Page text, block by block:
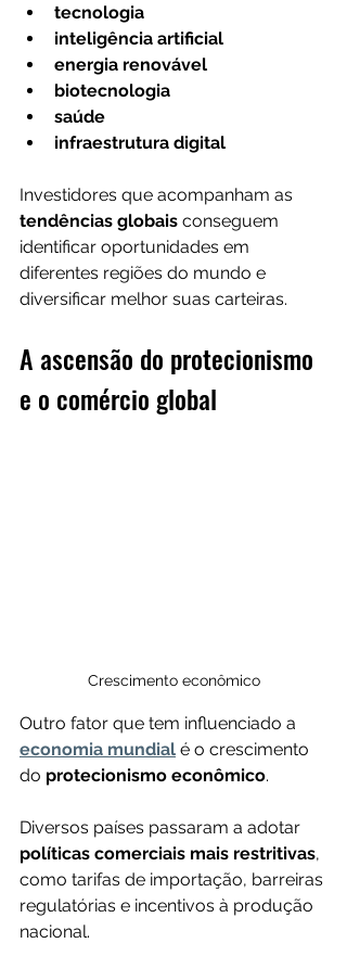
tecnologia
inteligência artificial
energia renovável
biotecnologia
saúde
infraestrutura digital
Investidores que acompanham as
tendências globais conseguem
identificar oportunidades em
diferentes regiões do mundo e
diversificar melhor suas carteiras.
A ascensão do protecionismo
e o comércio global
Crescimento econômico
Outro fator que tem influenciado a
economia mundial é o crescimento
do protecionismo econômico.
Diversos países passaram a adotar
políticas comerciais mais restritivas,
como tarifas de importação, barreiras
regulatórias e incentivos à produção
nacional.